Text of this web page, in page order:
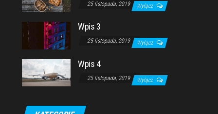
25 listopada, 2019 Wyłącz
Wpis 3
25 listopada, 2019 Wyłącz
Wpis 4
25 listopada, 2019 Wyłącz